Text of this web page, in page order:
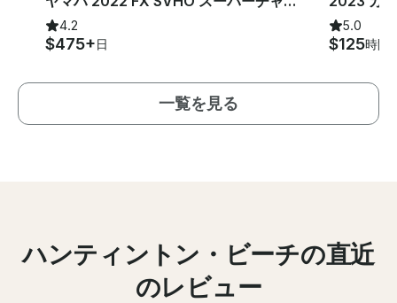
4.2
$475+日
5.0
$125時間
一覧を見る
ハンティントン・ビーチの直近
のレビュー